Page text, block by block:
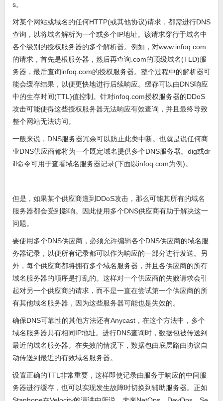
s。
对某个网站或域名的任何HTTP(或其他协议)请求，都需进行DNS
查询，以将域名解析为一个或多个IP地址。该请求穿行于域名中
各个级别的授权服务器的多个解析器。例如，对www.infoq.com
的请求，首先是根服务器，然后再查询.com的顶级域名(TLD)服
务器，最后查询infoq.com的授权服务器。整个过程中的解析器可
能会缓存结果，以便更快地进行后续响应。缓存可以由DNS响应
中的生存时间(TTL)值控制。针对infoq.com授权服务器的DDoS
攻击可能使得这些授权服务器无法响应有效查询，并且最终导致
整个网站无法访问。
一般来说，DNS服务器冗余可以防止此类中断。也就是说任何商
业DNS供应商都将为一个既定域名提供多个DNS服务器。dig或dr
ill命令可用于查看域名服务器记录(下面以infoq.com为例)。
但是，如果某个供应商遭到DDoS攻击，那么可能其所有的域名
服务器都会受到影响。因此使用多个DNS供应商有助于解决这一
问题。
要使用多个DNS供应商，必须允许编辑各个DNS供应商的域名服
务器记录，以便所有记录都可以作为响应的一部分进行发送。另
外，每个供应商都将拥有多个域名服务器，并且各供应商的所有
域名服务器的顺序是打乱的。这样对一个供应商的失败请求会引
起对另一个供应商的请求，而不是一直在尝试第一个供应商的所
有其他域名服务器，因为这些服务器可能也是失效的。
确保DNS可靠性的其他方法还有Anycast，在这个方法中，多个
域名服务器具有相同IP地址。进行DNS查询时，数据包被传送到
最近的域名服务器。在失效的情况下，数据包由底层路由协议自
动传送到最近的有效域名服务器。
设置正确的TTL非常重要，这样即使记录由服务于响应的中间服
务器进行缓存，也可以实现发生故障时切换到辅助服务器。正如